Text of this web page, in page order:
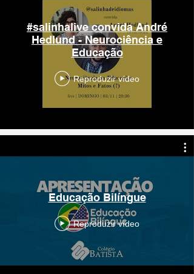
#salinhalive convida André
Hedlund - Neurociência e
Educação
Reproduzir vídeo
Educação Bilíngue
Reproduzir vídeo